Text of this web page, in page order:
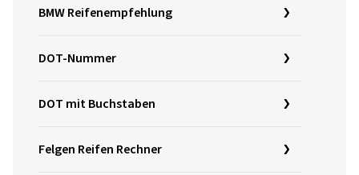
BMW Reifenempfehlung
DOT-Nummer
DOT mit Buchstaben
Felgen Reifen Rechner